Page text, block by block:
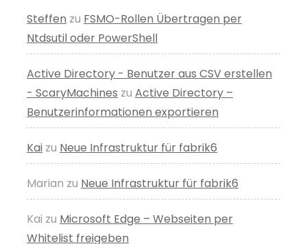
Steffen zu FSMO-Rollen Übertragen per
Ntdsutil oder PowerShell
Active Directory - Benutzer aus CSV erstellen
- ScaryMachines zu Active Directory –
Benutzerinformationen exportieren
Kai zu Neue Infrastruktur für fabrik6
Marian zu Neue Infrastruktur für fabrik6
Kai zu Microsoft Edge – Webseiten per
Whitelist freigeben